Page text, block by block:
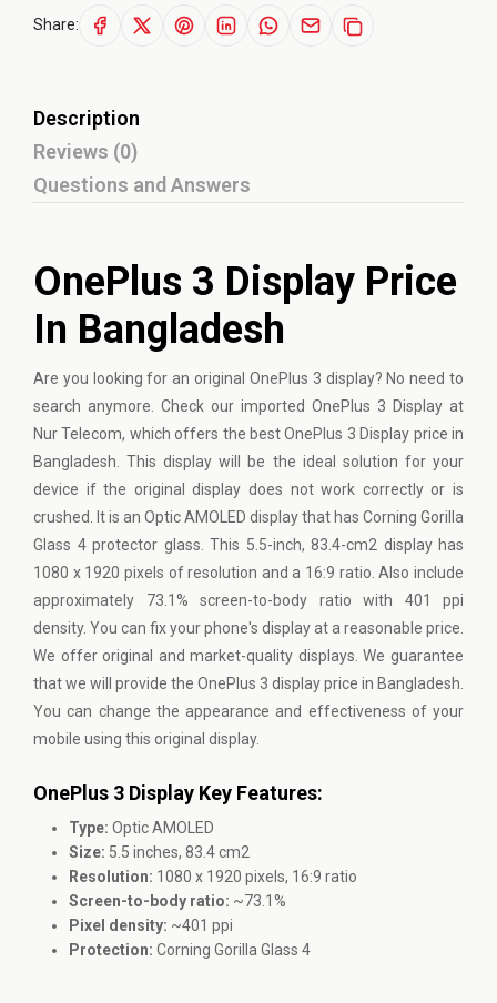
Share:
Description
Reviews (0)
Questions and Answers
OnePlus 3 Display Price
In Bangladesh
Are you looking for an original OnePlus 3 display? No need to
search anymore. Check our imported OnePlus 3 Display at
Nur Telecom, which offers the best OnePlus 3 Display price in
Bangladesh. This display will be the ideal solution for your
device if the original display does not work correctly or is
crushed. It is an Optic AMOLED display that has Corning Gorilla
Glass 4 protector glass. This 5.5-inch, 83.4-cm2 display has
1080 x 1920 pixels of resolution and a 16:9 ratio. Also include
approximately 73.1% screen-to-body ratio with 401 ppi
density. You can fix your phone's display at a reasonable price.
We offer original and market-quality displays. We guarantee
that we will provide the OnePlus 3 display price in Bangladesh.
You can change the appearance and effectiveness of your
mobile using this original display.
OnePlus 3 Display Key Features:
Type: Optic AMOLED
Size: 5.5 inches, 83.4 cm2
Resolution: 1080 x 1920 pixels, 16:9 ratio
Screen-to-body ratio: ~73.1%
Pixel density: ~401 ppi
Protection: Corning Gorilla Glass 4